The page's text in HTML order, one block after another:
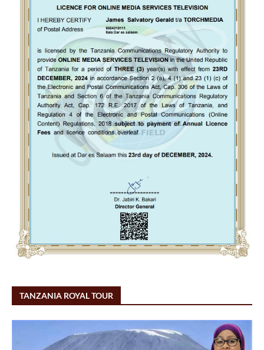
TANZANIA ROYAL TOUR